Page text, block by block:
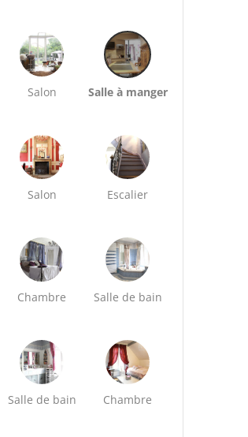
Salon Salle à manger
Salon Escalier
Chambre Salle de bain
Salle de bain Chambre